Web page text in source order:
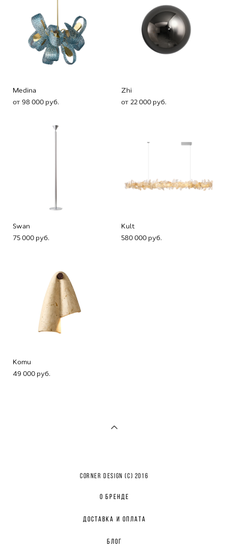
Medina
от 98 000 pуб.
Zhi
от 22 000 pуб.
Swan
75 000 pуб.
Kult
580 000 pуб.
Komu
49 000 pуб.
CORNER DESIGN (с) 2016
О БРЕНДЕ
ДОСТАВКА И ОПЛАТА
БЛОГ